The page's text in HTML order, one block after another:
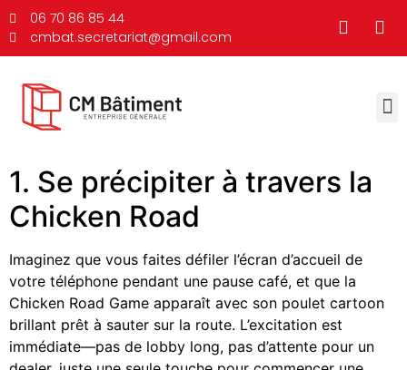
06 70 86 85 44
cmbat.secretariat@gmail.com
1. Se précipiter à travers la
Chicken Road
Imaginez que vous faites défiler l’écran d’accueil de
votre téléphone pendant une pause café, et que la
Chicken Road Game apparaît avec son poulet cartoon
brillant prêt à sauter sur la route. L’excitation est
immédiate—pas de lobby long, pas d’attente pour un